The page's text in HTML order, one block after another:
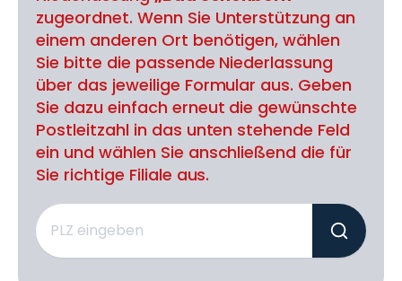
zugeordnet. Wenn Sie Unterstützung an
einem anderen Ort benötigen, wählen
Sie bitte die passende Niederlassung
über das jeweilige Formular aus. Geben
Sie dazu einfach erneut die gewünschte
Postleitzahl in das unten stehende Feld
ein und wählen Sie anschließend die für
Sie richtige Filiale aus.